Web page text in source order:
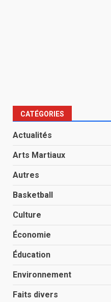
CATÉGORIES
Actualités
Arts Martiaux
Autres
Basketball
Culture
Économie
Éducation
Environnement
Faits divers